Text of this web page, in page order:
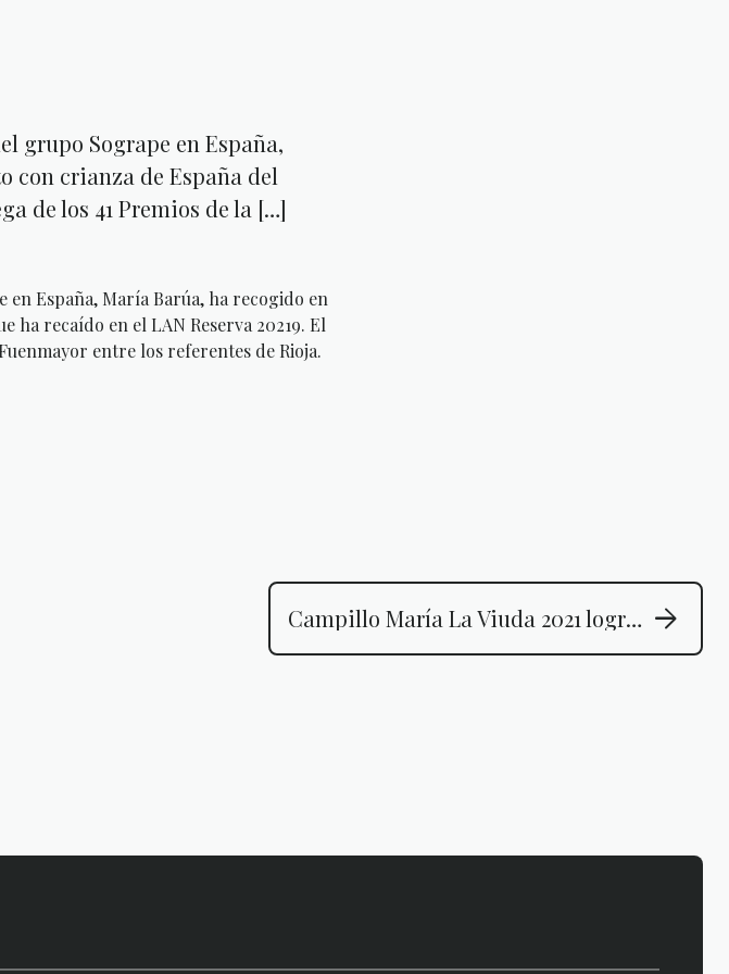
grupo Sogrape en España,
con crianza de España del
de los 41 Premios de la […]
España, María Barúa, ha recogido en
recaído en el LAN Reserva 20219. El
entre los referentes de Rioja.
Campillo María La Viuda 2021 logra un Gran Bacchus de Oro arrow_forward